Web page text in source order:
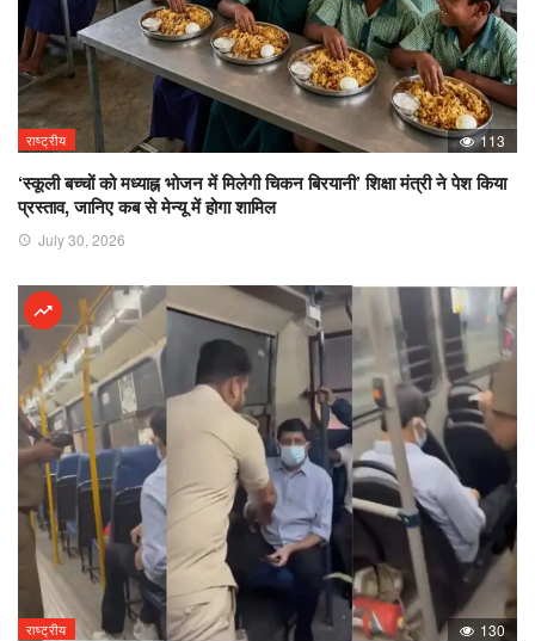
राष्ट्रीय 113
‘स्कूली बच्चों को मध्याह्न भोजन में मिलेगी चिकन बिरयानी’ शिक्षा मंत्री ने पेश किया
प्रस्ताव, जानिए कब से मेन्यू में होगा शामिल
July 30, 2026
राष्ट्रीय 130